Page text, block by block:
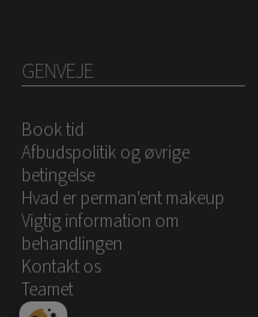
GENVEJE
Book tid
Afbudspolitik og øvrige
betingelse
Hvad er perman'ent makeup
Vigtig information om
behandlingen
Kontakt os
Teamet